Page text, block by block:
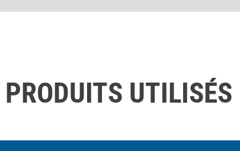
PRODUITS UTILISÉS